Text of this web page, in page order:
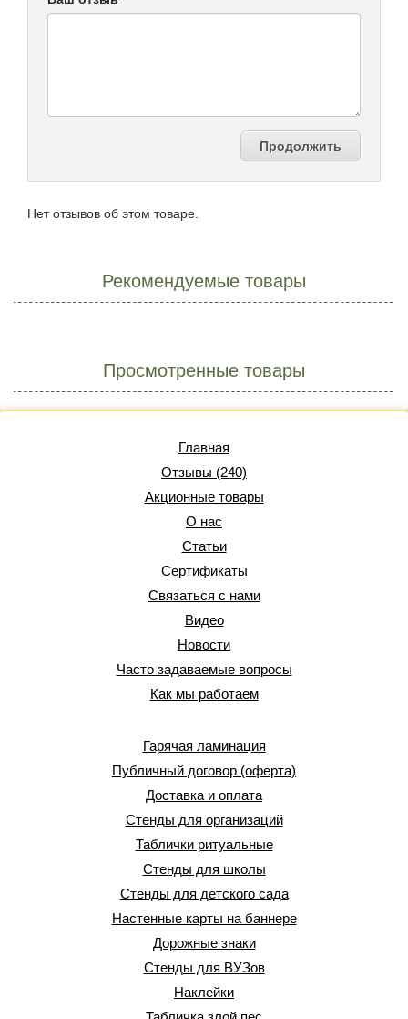
Продолжить
Нет отзывов об этом товаре.
Рекомендуемые товары
Просмотренные товары
Главная
Отзывы (240)
Акционные товары
О нас
Статьи
Сертификаты
Связаться с нами
Видео
Новости
Часто задаваемые вопросы
Как мы работаем
Гарячая ламинация
Публичный договор (оферта)
Доставка и оплата
Стенды для организаций
Таблички ритуальные
Стенды для школы
Стенды для детского сада
Настенные карты на баннере
Дорожные знаки
Стенды для ВУЗов
Наклейки